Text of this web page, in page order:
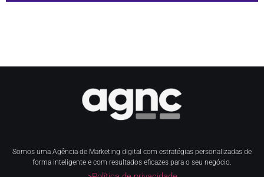
Somos uma Agência de Marketing digital com estratégias personalizadas de
forma inteligente e com resultados eficazes para o seu negócio.